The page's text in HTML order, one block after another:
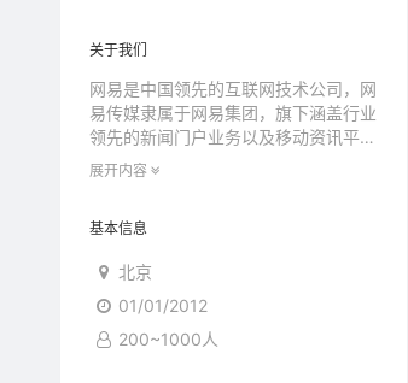
关于我们
网易是中国领先的互联网技术公司，网
易传媒隶属于网易集团，旗下涵盖行业
领先的新闻门户业务以及移动资讯平台
业务，集中运营网易门户、网易新闻客
网易传媒在内容资讯业务方面始终保持
及品质原创内容策划为一体，全天候
24小时报道新闻热点及突发事件，信
息触角遍布全球，重大报道从未缺席；
有深度、有温度的原创报道，以及有趣
展开内容
基本信息
北京
01/01/2012
200~1000人